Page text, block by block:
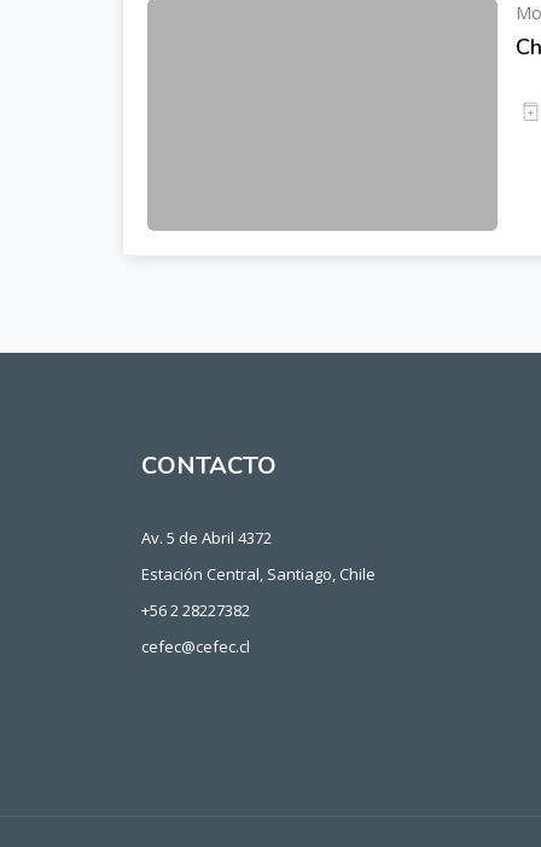
CONTACTO
Av. 5 de Abril 4372
Estación Central, Santiago, Chile
+56 2 28227382
cefec@cefec.cl